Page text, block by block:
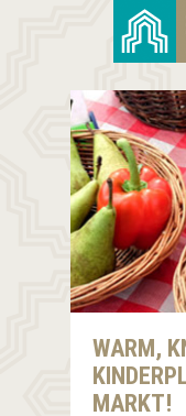
WARM,
MARKT!